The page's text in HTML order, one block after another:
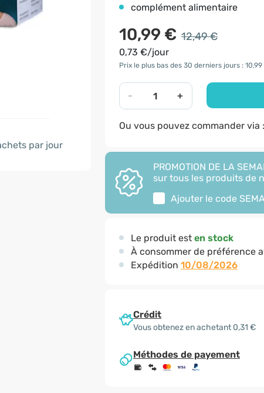
par jour
complément alimentaire
10,99 € 12,49 €
0,73 €/jour
Prix le plus bas des 30 derniers jours :
- +
Ou vous pouvez commander via :
PROMOTION DE LA
sur tous les produits de
Ajouter le code
Le produit est en stock
À consommer de préférence
Expédition 10/08/2026
Crédit
Vous obtenez en achetant 0,31 €
Méthodes de payement